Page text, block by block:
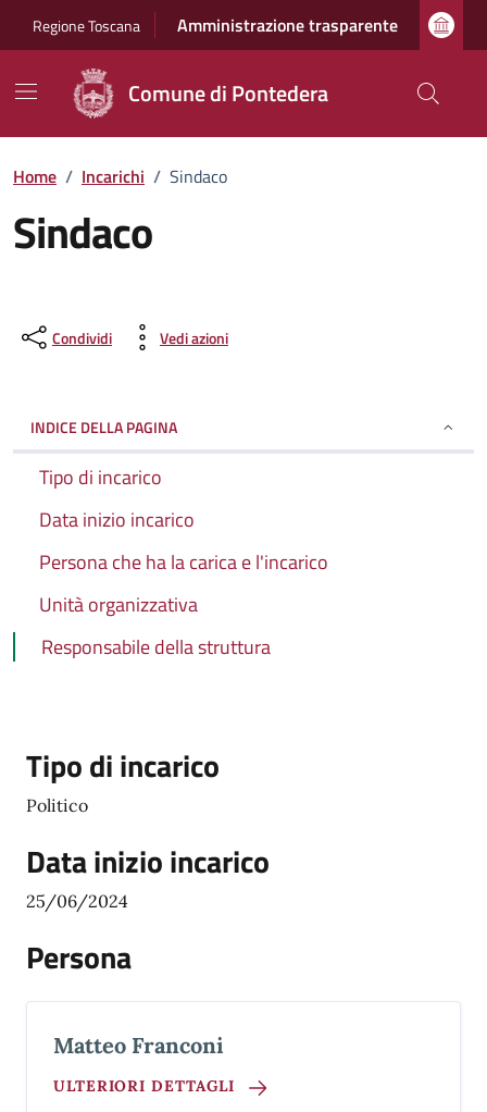
Regione Toscana Amministrazione trasparente
Comune di Pontedera
Home / Incarichi / Sindaco
Sindaco
Condividi Vedi azioni
INDICE DELLA PAGINA
Tipo di incarico
Data inizio incarico
Persona che ha la carica e l'incarico
Unità organizzativa
Responsabile della struttura
Tipo di incarico
Politico
Data inizio incarico
25/06/2024
Persona
Matteo Franconi
ULTERIORI DETTAGLI